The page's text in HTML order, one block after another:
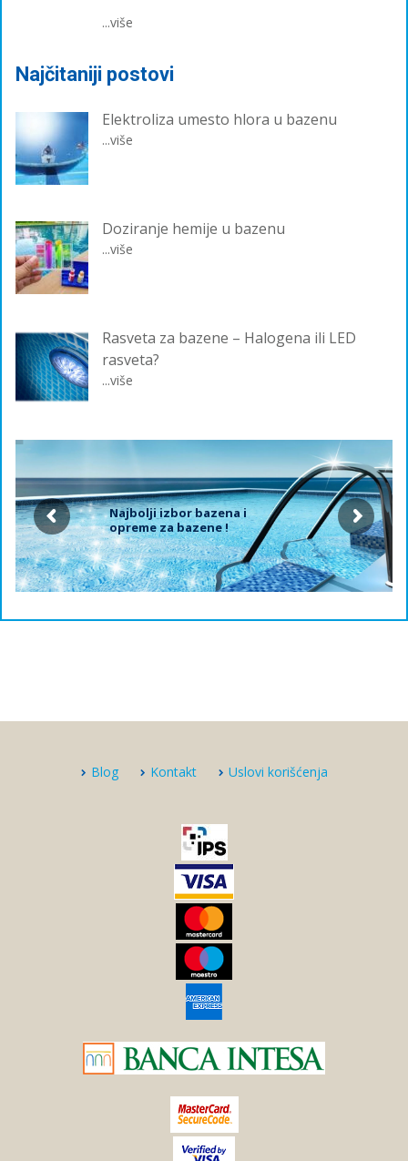
...više
Najčitaniji postovi
Elektroliza umesto hlora u bazenu
...više
Doziranje hemije u bazenu
...više
Rasveta za bazene – Halogena ili LED
rasveta?
...više
Najbolji izbor bazena i
opreme za bazene !
Blog Kontakt Uslovi korišćenja